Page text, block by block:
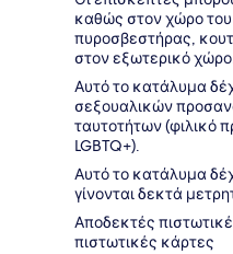
καθώς στον χώρο
πυροσβεστήρας,
στον εξωτερικό
Αυτό το κατάλυμα
σεξουαλικών
ταυτοτήτων (φιλικό
LGBTQ+).
Αυτό το κατάλυμα
γίνονται δεκτά
Αποδεκτές
πιστωτικές κάρτες